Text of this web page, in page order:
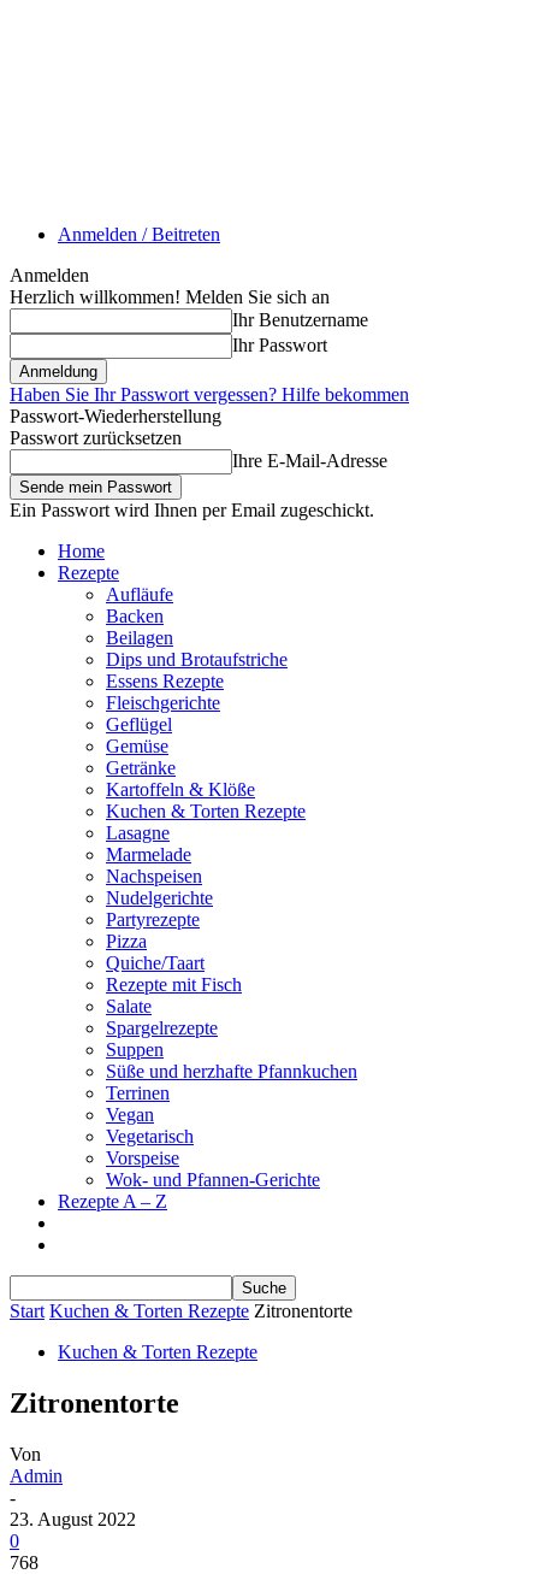
Anmelden / Beitreten
Anmelden
Herzlich willkommen! Melden Sie sich an
Ihr Benutzername
Ihr Passwort
Haben Sie Ihr Passwort vergessen? Hilfe bekommen
Passwort-Wiederherstellung
Passwort zurücksetzen
Ihre E-Mail-Adresse
Ein Passwort wird Ihnen per Email zugeschickt.
Home
Rezepte
Aufläufe
Backen
Beilagen
Dips und Brotaufstriche
Essens Rezepte
Fleischgerichte
Geflügel
Gemüse
Getränke
Kartoffeln & Klöße
Kuchen & Torten Rezepte
Lasagne
Marmelade
Nachspeisen
Nudelgerichte
Partyrezepte
Pizza
Quiche/Taart
Rezepte mit Fisch
Salate
Spargelrezepte
Suppen
Süße und herzhafte Pfannkuchen
Terrinen
Vegan
Vegetarisch
Vorspeise
Wok- und Pfannen-Gerichte
Rezepte A – Z
Start Kuchen & Torten Rezepte Zitronentorte
Kuchen & Torten Rezepte
Zitronentorte
Von
Admin
-
23. August 2022
0
768